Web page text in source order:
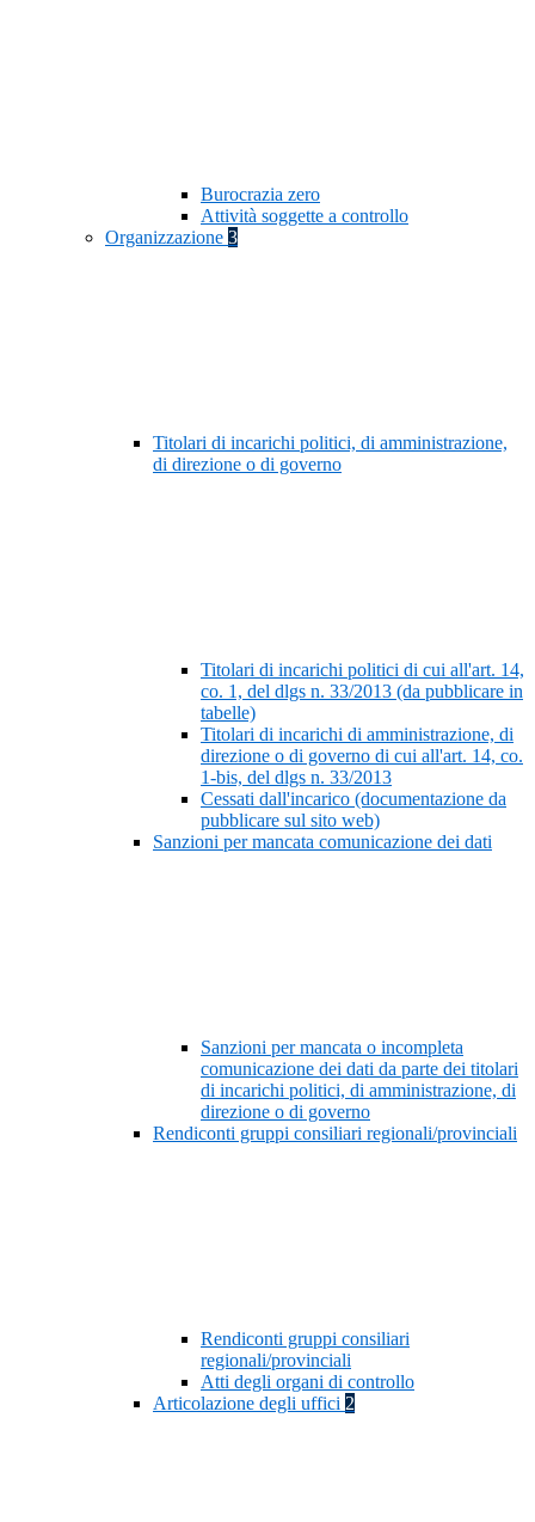
Burocrazia zero
Attività soggette a controllo
Organizzazione 3
Titolari di incarichi politici, di amministrazione,
di direzione o di governo
Titolari di incarichi politici di cui all'art. 14,
co. 1, del dlgs n. 33/2013 (da pubblicare in
tabelle)
Titolari di incarichi di amministrazione, di
direzione o di governo di cui all'art. 14, co.
1-bis, del dlgs n. 33/2013
Cessati dall'incarico (documentazione da
pubblicare sul sito web)
Sanzioni per mancata comunicazione dei dati
Sanzioni per mancata o incompleta
comunicazione dei dati da parte dei titolari
di incarichi politici, di amministrazione, di
direzione o di governo
Rendiconti gruppi consiliari regionali/provinciali
Rendiconti gruppi consiliari
regionali/provinciali
Atti degli organi di controllo
Articolazione degli uffici 2